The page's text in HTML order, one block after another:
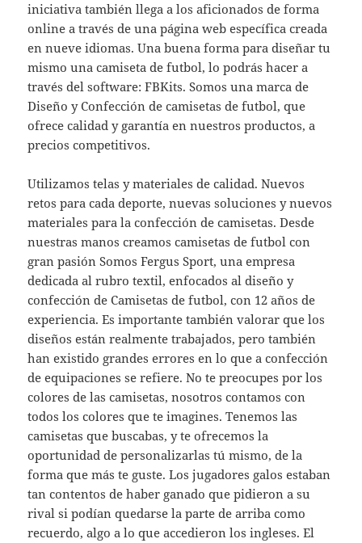
iniciativa también llega a los aficionados de forma
online a través de una página web específica creada
en nueve idiomas. Una buena forma para diseñar tu
mismo una camiseta de futbol, lo podrás hacer a
través del software: FBKits. Somos una marca de
Diseño y Confección de camisetas de futbol, que
ofrece calidad y garantía en nuestros productos, a
precios competitivos.
Utilizamos telas y materiales de calidad. Nuevos
retos para cada deporte, nuevas soluciones y nuevos
materiales para la confección de camisetas. Desde
nuestras manos creamos camisetas de futbol con
gran pasión Somos Fergus Sport, una empresa
dedicada al rubro textil, enfocados al diseño y
confección de Camisetas de futbol, con 12 años de
experiencia. Es importante también valorar que los
diseños están realmente trabajados, pero también
han existido grandes errores en lo que a confección
de equipaciones se refiere. No te preocupes por los
colores de las camisetas, nosotros contamos con
todos los colores que te imagines. Tenemos las
camisetas que buscabas, y te ofrecemos la
oportunidad de personalizarlas tú mismo, de la
forma que más te guste. Los jugadores galos estaban
tan contentos de haber ganado que pidieron a su
rival si podían quedarse la parte de arriba como
recuerdo, algo a lo que accedieron los ingleses. El